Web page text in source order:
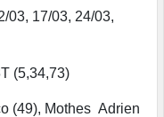
03, 17/03, 24/03,
(5,34,73)
(49), Mothes Adrien